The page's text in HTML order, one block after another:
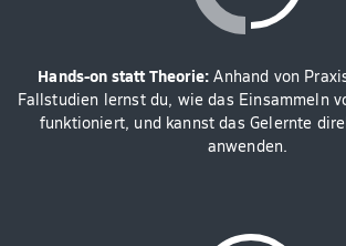
Hands-on statt Theorie: Anhand von
Fallstudien lernst du, wie das Einsammeln
funktioniert, und kannst das Gelernte
anwenden.